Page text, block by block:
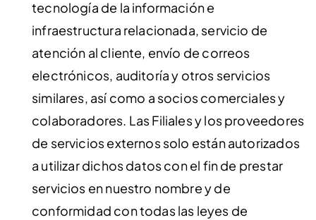
tecnología de la información e
infraestructura relacionada, servicio de
atención al cliente, envío de correos
electrónicos, auditoría y otros servicios
similares, así como a socios comerciales y
colaboradores. Las Filiales y los proveedores
de servicios externos solo están autorizados
a utilizar dichos datos con el fin de prestar
servicios en nuestro nombre y de
conformidad con todas las leyes de